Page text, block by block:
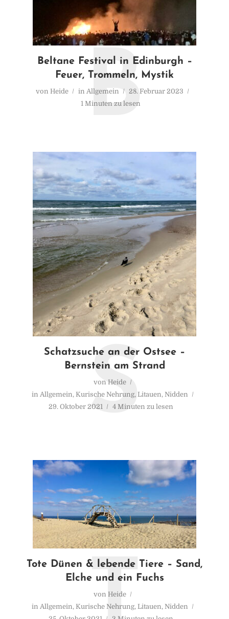
Beltane Festival in Edinburgh –
Feuer, Trommeln, Mystik
von Heide in Allgemein
28. Februar 2023
1 Minuten zu lesen
B
Schatzsuche an der Ostsee –
Bernstein am Strand
von Heide
in Allgemein, Kurische Nehrung, Litauen, Nidden
29. Oktober 2021
4 Minuten zu lesen
S
Tote Dünen & lebende Tiere – Sand,
Elche und ein Fuchs
von Heide
in Allgemein, Kurische Nehrung, Litauen, Nidden